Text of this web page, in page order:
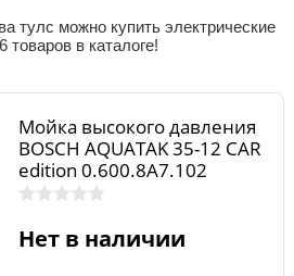
тулс можно купить электрические
в каталоге!
Мойка высокого давления
BOSCH AQUATAK 35-12 CAR
edition 0.600.8A7.102
Нет в наличии